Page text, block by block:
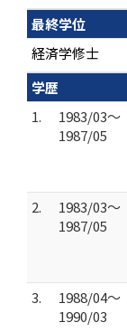
最終学位
経済学修士
学歴
1.
1983/03～
1987/05
2.
1983/03～
1987/05
3.
1988/04～
1990/03